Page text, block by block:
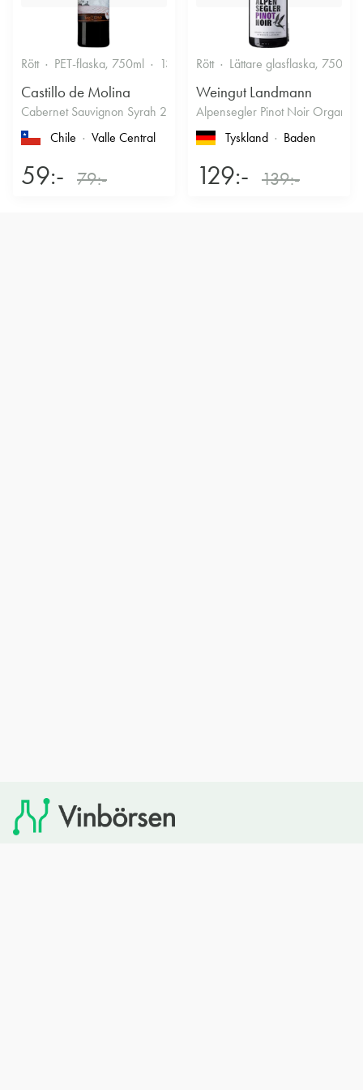
Rött PET-flaska, 750ml 13.5% Fruktigt & Smakrikt
Castillo de Molina
Cabernet Sauvignon Syrah 2022
Chile
Valle Central
59:- 79:-
Rött Lättare glasflaska, 750ml
Weingut Landmann
Alpensegler Pinot Noir Organic
Tyskland
Baden
129:- 139:-